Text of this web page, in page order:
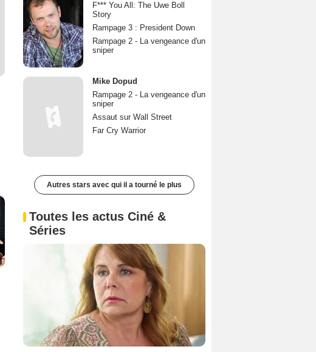
F*** You All: The Uwe Boll
Story
Rampage 3 : President Down
Rampage 2 - La vengeance d'un
sniper
Mike Dopud
Rampage 2 - La vengeance d'un
sniper
Assaut sur Wall Street
Far Cry Warrior
Autres stars avec qui il a tourné le plus
Toutes les actus Ciné &
Séries